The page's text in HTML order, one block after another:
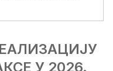
У 2026.